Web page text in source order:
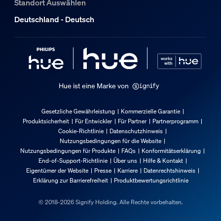
57 mm
Gesamte Breite
50 mm
Service
2 Jahr(e)
Technische Daten
Lichtleistung von 4.000 K
400
Durchmesser
Standort Auswählen
Deutschland - Deutsch
Hue ist eine Marke von
Gesetzliche Gewährleistung
Kommerzielle Garantie
Produktsicherheit
Für Entwickler Für Partner
Partnerprogramm
Cookie-Richtlinie
Datenschutzhinweis
Nutzungsbedingungen für die Website
Nutzungsbedingungen für Produkte
FAQs
Konformitätserklärung
End-of-Support-Richtlinie
Über uns
Hilfe & Kontakt
Eigentümer der Website
Presse Karriere
Datenrechtshinweis
Erklärung zur Barrierefreiheit
Produktbewertungsrichtlinie
© 2018-2026 Signify Holding. Alle Rechte vorbehalten.